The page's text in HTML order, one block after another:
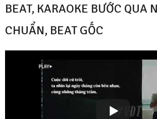
BEAT, KARAOKE BƯỚC QUA
CHUẨN, BEAT GỐC